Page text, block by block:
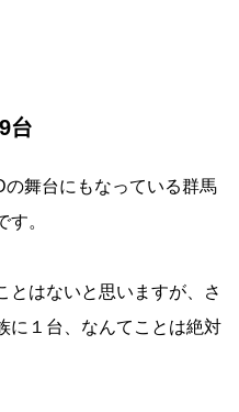
台
舞台にもなっている群馬
。
とはないと思いますが、さ
に１台、なんてことは絶対